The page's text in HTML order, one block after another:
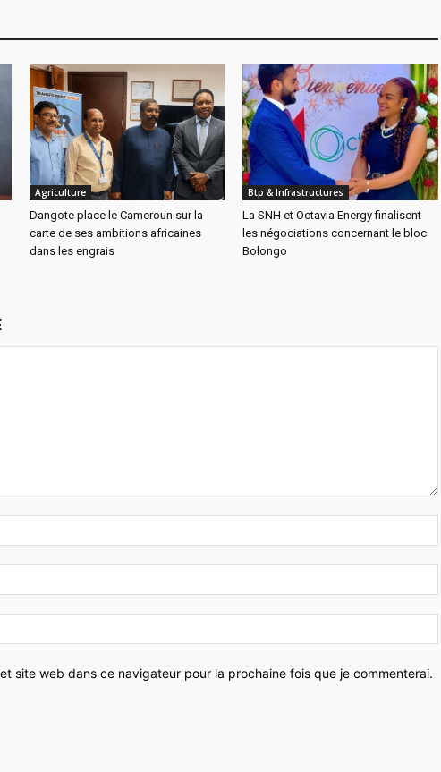
Agriculture
Dangote place le Cameroun sur la
carte de ses ambitions africaines
dans les engrais
Btp & Infrastructures
La SNH et Octavia Energy finalisent
les négociations concernant le bloc
Bolongo
:*
:*
:
site web dans ce navigateur pour la prochaine fois que je commenterai.